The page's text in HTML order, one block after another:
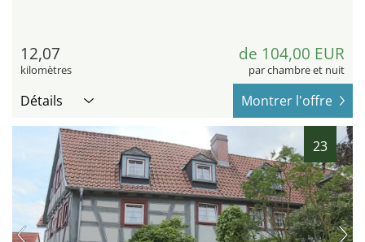
12,07
kilomètres
de 104,00 EUR
par chambre et nuit
Détails Montrer l'offre
23